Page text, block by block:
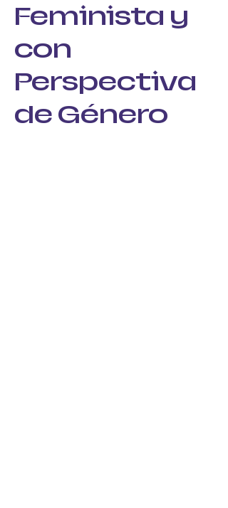
Feminista y
con
Perspectiva
de Género